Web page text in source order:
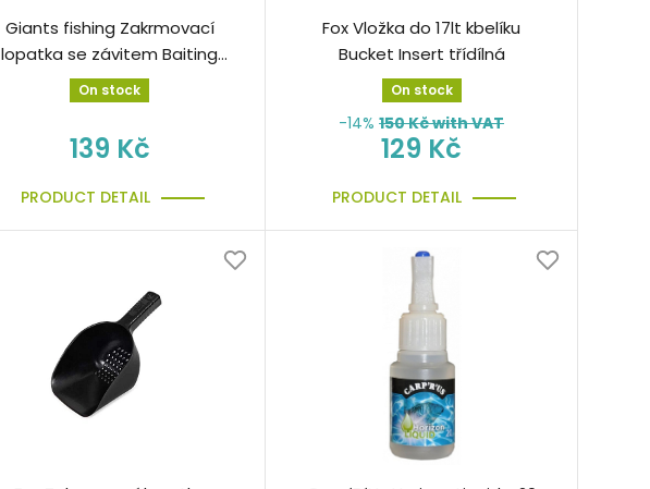
Giants fishing Zakrmovací
lopatka se závitem Baiting
Spoon with holes Black
(23cm)
On stock
139 Kč
PRODUCT DETAIL
Fox Vložka do 17lt kbelíku
Bucket Insert třídílná
On stock
-14% 150Kč with VAT
129 Kč
PRODUCT DETAIL